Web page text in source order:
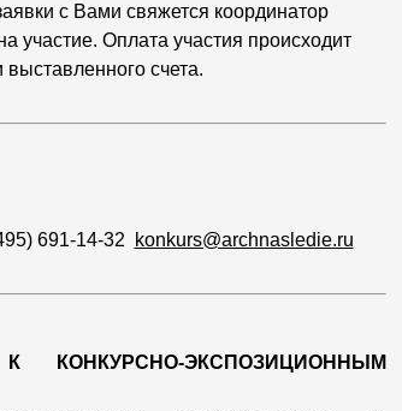
с Вами свяжется координатор
участие. Оплата участия происходит
выставленного счета.
691-14-32 konkurs@archnasledie.ru
КОНКУРСНО-ЭКСПОЗИЦИОННЫМ